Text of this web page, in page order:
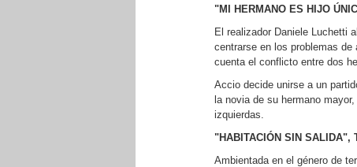
"MI HERMANO ES HIJO
El realizador Daniele Luchetti
centrarse en los problemas
cuenta el conflicto entre dos
Accio decide unirse a un
la novia de su hermano
izquierdas.
"HABITACIÓN SIN SALIDA",
Ambientada en el género de